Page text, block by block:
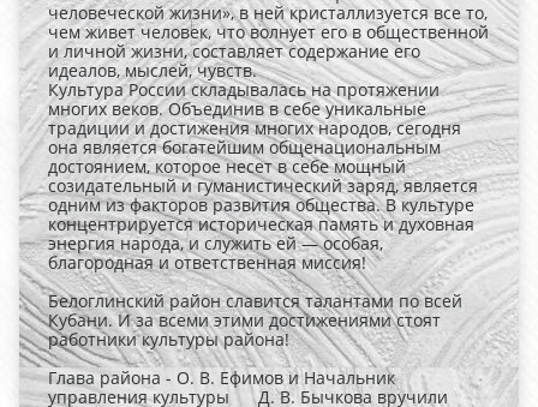
человеческой жизни», в ней кристаллизуется все то,
чем живет человек, что волнует его в общественной
и личной жизни, составляет содержание его
идеалов, мыслей, чувств.
Культура России складывалась на протяжении
многих веков. Объединив в себе уникальные
традиции и достижения многих народов, сегодня
она является богатейшим общенациональным
достоянием, которое несет в себе мощный
созидательный и гуманистический заряд, является
одним из факторов развития общества. В культуре
концентрируется историческая память и духовная
энергия народа, и служить ей — особая,
благородная и ответственная миссия!
Белоглинский район славится талантами по всей
Кубани. И за всеми этими достижениями стоят
работники культуры района!
Глава района - О. В. Ефимов и Начальник
управления культуры Д. В. Бычкова вручили